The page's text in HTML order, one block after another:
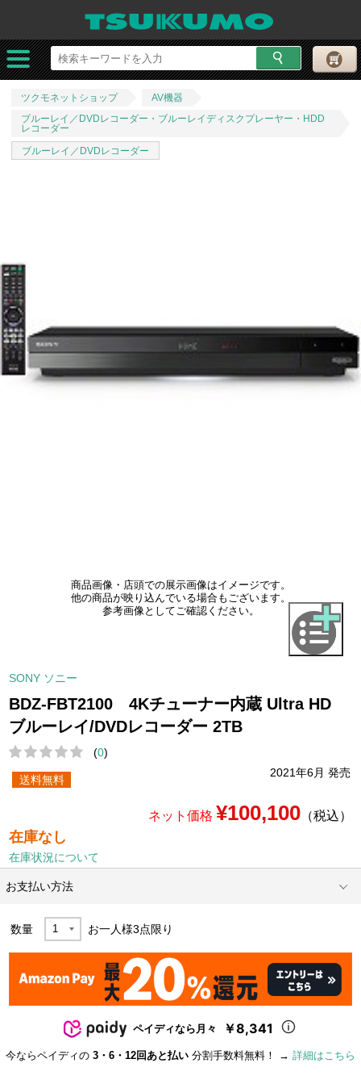
ツクモネットショップ
AV機器
ブルーレイ／DVDレコーダー・ブルーレイディスクプレーヤー・HDD
レコーダー
ブルーレイ／DVDレコーダー
商品画像・店頭での展示画像はイメージです。
他の商品が映り込んでいる場合もございます。
参考画像としてご確認ください。
SONY ソニー
BDZ-FBT2100 4Kチューナー内蔵 Ultra HD
ブルーレイ/DVDレコーダー 2TB
(0)
2021年6月 発売
送料無料
ネット価格 ¥100,100（税込）
在庫なし
在庫状況について
お支払い方法
数量 お一人様3点限り
ペイディなら月々 ￥8,341
今ならペイディの 3・6・12回あと払い 分割手数料無料！ → 詳細はこちら